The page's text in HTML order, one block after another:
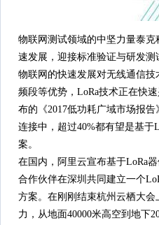
物联网测试领域的中坚力量泰克
速发展，迎接标准验证与研发测
物联网的快速发展对无线通信
频段等优势，LoRa技术正在快
布的《2017低功耗广域市场报
连接中，超过40%都有望是基于
案。
在国内，阿里云宣布基于LoRa
合作伙伴在深圳共同建立一个
方案。在刚刚结束杭州云栖大
力，从地面40000米高空到地下